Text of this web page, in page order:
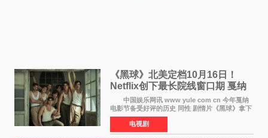
《黑球》北美定档10月16日！
Netflix创下最长院线窗口期 戛纳
最佳导演加持
中国娱乐网讯 www yule com cn 今年戛纳
电影节备受好评的历史 同性 剧情片《黑球》拿下
Netflix美国发行电影的最长院线放映期——该片
最新定档今年10月16日美国影院上映（此前定档
11月6日，如
电视剧